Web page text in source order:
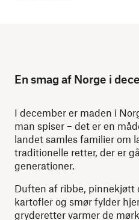
En smag af Norge i
I december er maden i
man spiser – det er en
landet samles familier om
traditionelle retter, der er
generationer.
Duften af ribbe, pinnekjøtt
kartofler og smør fylder
gryderetter varmer de